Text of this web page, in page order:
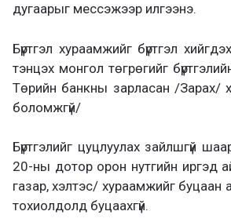
дугаарыг мессэжээр илгээнэ.
Бүртгэл хураамжийг бүртгэл
тэнцэх монгол төгрөгийг
Төрийн банкны зарласан /Зарах/
боломжгүй/
Бүртгэлийг цуцлуулах зайлшгүй
20-ны дотор орон нутгийн иргэд
газар, хэлтэс/ хураамжийг буцаан
тохиолдолд буцаахгүй.